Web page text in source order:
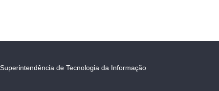
Superintendência de Tecnologia da Informação